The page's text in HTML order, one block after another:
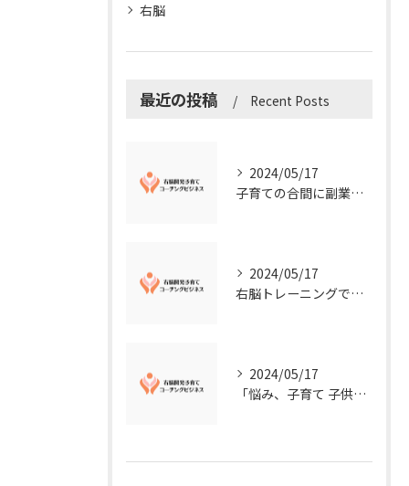
右脳
最近の投稿 Recent Posts
2024/05/17
子育ての合間に副業コーチングで収入アップ！右脳開発子育てコーチングビジネスの可能性とは？
2024/05/17
右脳トレーニングで視覚的センスを磨こう！
2024/05/17
「悩み、子育て 子供の発達」を解決する右脳開発子育てコーチングビジネス業界の魅力とは？